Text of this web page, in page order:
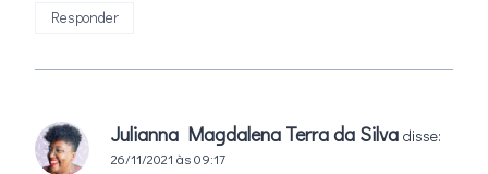
Responder
Julianna Magdalena Terra da Silva disse:
26/11/2021 às 09:17